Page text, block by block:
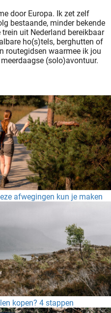
door Europa. Ik zet zelf
bestaande, minder bekende
uit Nederland bereikbaar
ho(s)tels, berghutten of
routegidsen waarmee ik jou
(solo)avontuur.
afwegingen kun je maken
kopen? 4 stappen